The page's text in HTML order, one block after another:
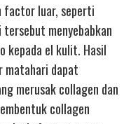
factor luar, seperti
menyebabkan
kepada el kulit. Hasil
matahari dapat
merusak collagen dan
collagen